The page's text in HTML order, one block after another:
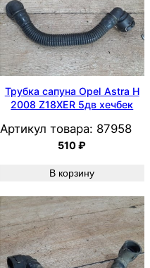
Трубка сапуна Opel Astra H
2008 Z18XER 5дв хечбек
Артикул товара: 87958
510₽
В корзину